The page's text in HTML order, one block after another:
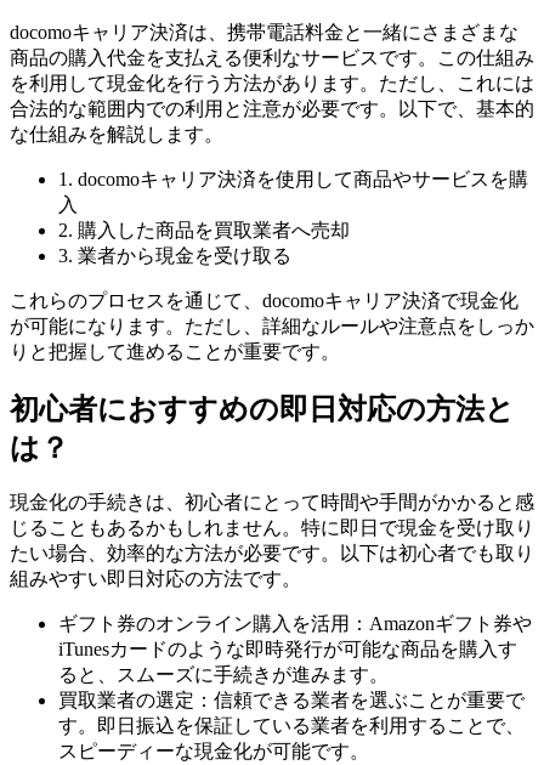
docomoキャリア決済は、携帯電話料金と一緒にさまざまな
商品の購入代金を支払える便利なサービスです。この仕組み
を利用して現金化を行う方法があります。ただし、これには
合法的な範囲内での利用と注意が必要です。以下で、基本的
な仕組みを解説します。
1. docomoキャリア決済を使用して商品やサービスを購
入
2. 購入した商品を買取業者へ売却
3. 業者から現金を受け取る
これらのプロセスを通じて、docomoキャリア決済で現金化
が可能になります。ただし、詳細なルールや注意点をしっか
りと把握して進めることが重要です。
初心者におすすめの即日対応の方法と
は？
現金化の手続きは、初心者にとって時間や手間がかかると感
じることもあるかもしれません。特に即日で現金を受け取り
たい場合、効率的な方法が必要です。以下は初心者でも取り
組みやすい即日対応の方法です。
ギフト券のオンライン購入を活用：Amazonギフト券や
iTunesカードのような即時発行が可能な商品を購入す
ると、スムーズに手続きが進みます。
買取業者の選定：信頼できる業者を選ぶことが重要で
す。即日振込を保証している業者を利用することで、
スピーディーな現金化が可能です。